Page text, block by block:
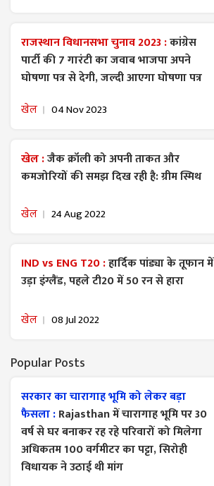
राजस्थान विधानसभा चुनाव 2023 :कांग्रेस
पार्टी की 7 गारंटी का जवाब भाजपा अपने
घोषणा पत्र से देगी, जल्दी आएगा घोषणा पत्र
खेल 04 Nov 2023
खेल :जैक क्रॉली को अपनी ताकत और
कमजोरियों की समझ दिख रही है: ग्रीम स्मिथ
खेल 24 Aug 2022
IND vs ENG T20 :हार्दिक पांड्या के तूफान में
उड़ा इंग्लैंड, पहले टी20 में 50 रन से हारा
खेल 08 Jul 2022
Popular Posts
सरकार का चारागाह भूमि को लेकर बड़ा
फैसला :Rajasthan में चारागाह भूमि पर 30
वर्ष से घर बनाकर रह रहे परिवारों को मिलेगा
अधिकतम 100 वर्गमीटर का पट्टा, सिरोही
विधायक ने उठाई थी मांग